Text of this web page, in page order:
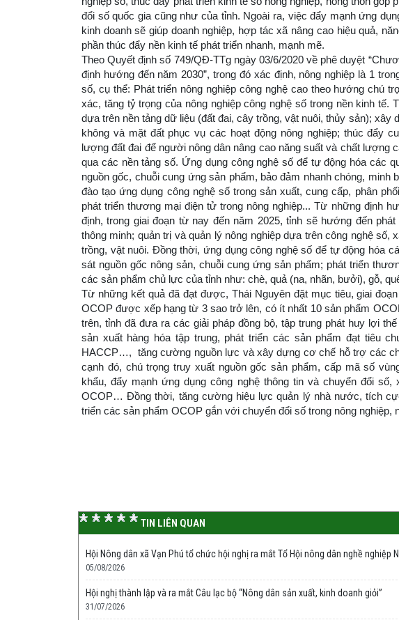
đổi số quốc gia cũng như của tỉnh. Ngoài ra, việc đẩy mạnh ứng
kinh doanh sẽ giúp doanh nghiệp, hợp tác xã nâng cao hiệu quả,
phần thúc đẩy nền kinh tế phát triển nhanh, mạnh mẽ.
Theo Quyết định số 749/QĐ-TTg ngày 03/6/2020 về phê duyệt
định hướng đến năm 2030”, trong đó xác định, nông nghiệp là 1
số, cụ thể: Phát triển nông nghiệp công nghệ cao theo hướng chú
xác, tăng tỷ trọng của nông nghiệp công nghệ số trong nền kinh tế.
dựa trên nền tảng dữ liệu (đất đai, cây trồng, vật nuôi, thủy sản);
không và mặt đất phục vụ các hoạt động nông nghiệp; thúc đẩy
lượng đất đai để người nông dân nâng cao năng suất và chất lượng
qua các nền tảng số. Ứng dụng công nghệ số để tự động hóa các
nguồn gốc, chuỗi cung ứng sản phẩm, bảo đảm nhanh chóng,
đào tạo ứng dụng công nghệ số trong sản xuất, cung cấp, phân
phát triển thương mại điện tử trong nông nghiệp... Từ những định
định, trong giai đoạn từ nay đến năm 2025, tỉnh sẽ hướng đến
thông minh; quản trị và quản lý nông nghiệp dựa trên công nghệ số,
trồng, vật nuôi. Đồng thời, ứng dụng công nghệ số để tự động hóa
sát nguồn gốc nông sản, chuỗi cung ứng sản phẩm; phát triển
các sản phẩm chủ lực của tỉnh như: chè, quả (na, nhãn, bưởi), gỗ,
Từ những kết quả đã đạt được, Thái Nguyên đặt mục tiêu, giai
OCOP được xếp hạng từ 3 sao trở lên, có ít nhất 10 sản phẩm
trên, tỉnh đã đưa ra các giải pháp đồng bộ, tập trung phát huy lợi
sản xuất hàng hóa tập trung, phát triển các sản phẩm đạt tiêu
HACCP…, tăng cường nguồn lực và xây dựng cơ chế hỗ trợ các
cạnh đó, chú trọng truy xuất nguồn gốc sản phẩm, cấp mã số
khẩu, đẩy mạnh ứng dụng công nghệ thông tin và chuyển đổi
OCOP… Đồng thời, tăng cường hiệu lực quản lý nhà nước, tích
triển các sản phẩm OCOP gắn với chuyển đổi số trong nông nghiệp,
TIN LIÊN QUAN
Hội Nông dân xã Vạn Phú tổ chức hội nghị ra mắt Tổ Hội nông dân nghề nghiệp
05/08/2026
Hội nghị thành lập và ra mắt Câu lạc bộ “Nông dân sản xuất, kinh doanh giỏi” ​
31/07/2026